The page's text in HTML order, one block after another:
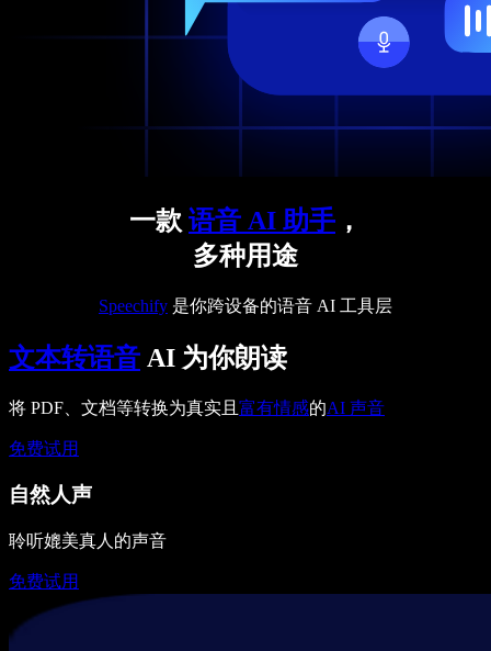
一款 语音 AI 助手 ，
多种用途
Speechify 是你跨设备的语音 AI 工具层
文本转语音 AI 为你朗读
将 PDF、文档等转换为真实且 富有情感的AI 声音
免费试用
自然人声
聆听媲美真人的声音
免费试用